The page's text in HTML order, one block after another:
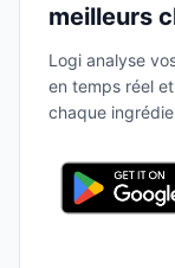
meilleurs
Logi analyse
en temps réel
chaque